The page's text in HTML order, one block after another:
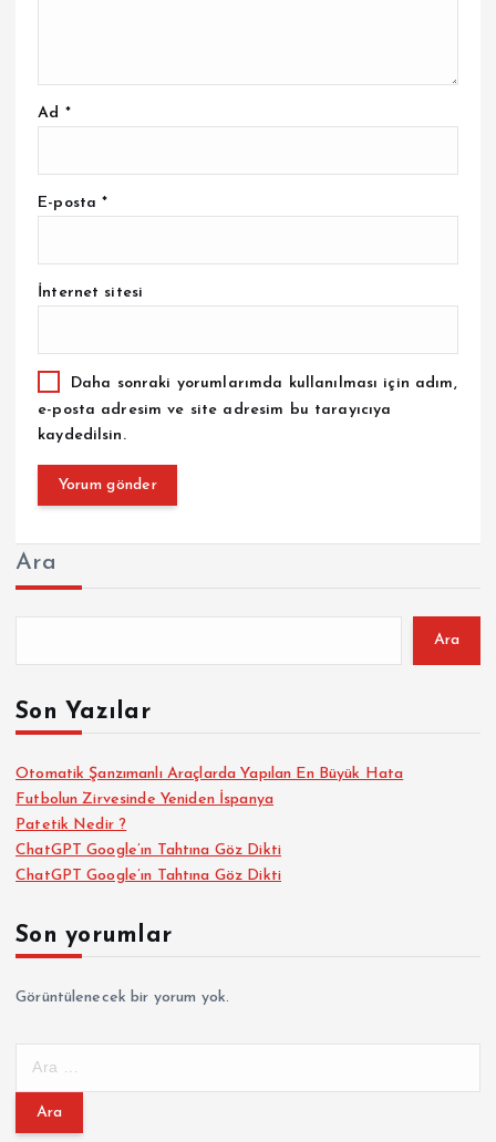
Ad *
E-posta*
İnternet sitesi
Daha sonraki yorumlarımda kullanılması için adım,
e-posta adresim ve site adresim bu tarayıcıya
kaydedilsin.
Ara
Ara
Son Yazılar
Otomatik Şanzımanlı Araçlarda Yapılan En Büyük Hata
Futbolun Zirvesinde Yeniden İspanya
Patetik Nedir ?
ChatGPT Google’ın Tahtına Göz Dikti
ChatGPT Google’ın Tahtına Göz Dikti
Son yorumlar
Görüntülenecek bir yorum yok.
m